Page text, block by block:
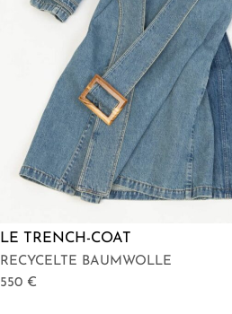
LE TRENCH-COAT
RECYCELTE BAUMWOLLE
550 €